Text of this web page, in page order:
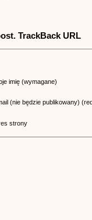
TrackBack URL
imię (wymagane)
(nie będzie publikowany)
strony